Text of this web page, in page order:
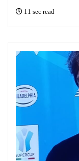
11 sec read